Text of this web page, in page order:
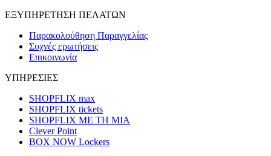
ΕΞΥΠΗΡΕΤΗΣΗ ΠΕΛΑΤΩΝ
Παρακολούθηση Παραγγελίας
Συχνές ερωτήσεις
Επικοινωνία
ΥΠΗΡΕΣΙΕΣ
SHOPFLIX max
SHOPFLIX tickets
SHOPFLIX ΜΕ ΤΗ ΜΙΑ
Clever Point
BOX NOW Lockers